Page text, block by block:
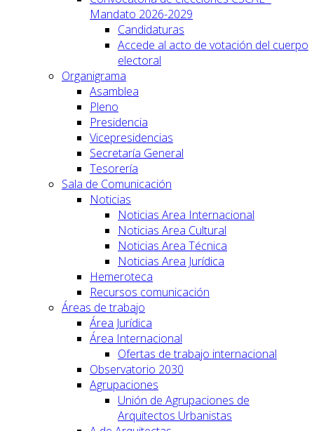
Mandato 2026-2029
Candidaturas
Accede al acto de votación del cuerpo
electoral
Organigrama
Asamblea
Pleno
Presidencia
Vicepresidencias
Secretaría General
Tesorería
Sala de Comunicación
Noticias
Noticias Area Internacional
Noticias Area Cultural
Noticias Area Técnica
Noticias Area Jurídica
Hemeroteca
Recursos comunicación
Áreas de trabajo
Área Jurídica
Área Internacional
Ofertas de trabajo internacional
Observatorio 2030
Agrupaciones
Unión de Agrupaciones de
Arquitectos Urbanistas